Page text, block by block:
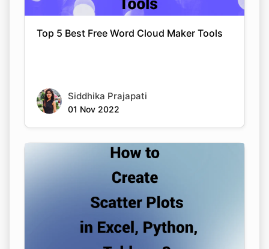
Top 5 Best Free Word Cloud Maker Tools
Siddhika Prajapati
01 Nov 2022